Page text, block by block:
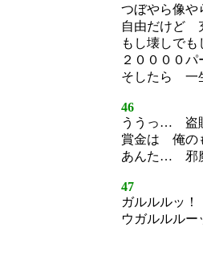
つぼやら像や
自由だけど
もし壊しで
２００００
そしたら 一
46
ううっ… 盗
賞金は 俺の
あんた… 邪
47
ガルルルッ
ウガルルルー